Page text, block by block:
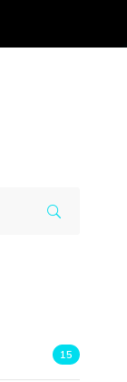
15